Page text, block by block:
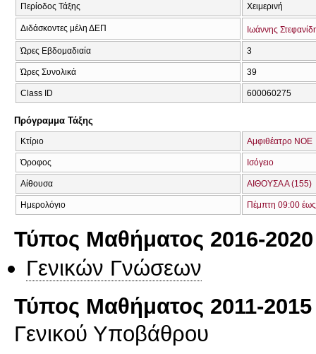
Περίοδος Τάξης Χειμερινή
Διδάσκοντες μέλη ΔΕΠ Ιωάννης
Ώρες Εβδομαδιαία 3
Ώρες Συνολικά 39
Class ID 600060275
Πρόγραμμα Τάξης
Κτίριο Αμφιθέατρο ΝΟΕ
Όροφος Ισόγειο
Αίθουσα ΑΙΘΟΥΣΑ Α (155)
Ημερολόγιο Πέμπτη 09:00
Τύπος Μαθήματος 2016-2020
Γενικών Γνώσεων
Τύπος Μαθήματος 2011-2015
Γενικού Υποβάθρου